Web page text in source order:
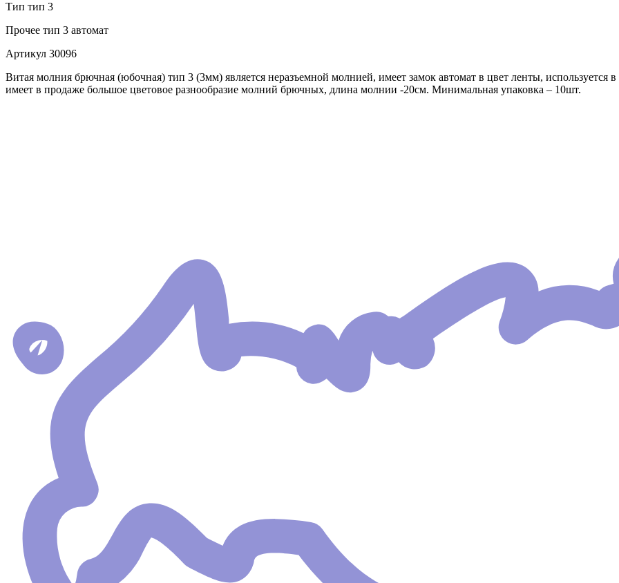
Тип тип 3
Прочее тип 3 автомат
Артикул 30096
Витая молния брючная (юбочная) тип 3 (3мм) является неразъемной молнией, имеет замок автомат в цвет ленты,
имеет в продаже большое цветовое разнообразие молний брючных, длина молнии -20см. Минимальная упаковка – 10шт.